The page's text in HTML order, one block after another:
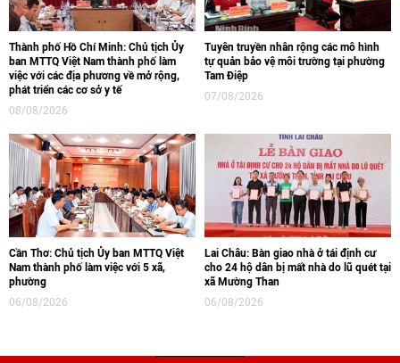
Thành phố Hồ Chí Minh: Chủ tịch Ủy
ban MTTQ Việt Nam thành phố làm
việc với các địa phương về mở rộng,
phát triển các cơ sở y tế
08/08/2026
Tuyên truyền nhân rộng các mô hình
tự quản bảo vệ môi trường tại phường
Tam Điệp
07/08/2026
Cần Thơ: Chủ tịch Ủy ban MTTQ Việt
Nam thành phố làm việc với 5 xã,
phường
06/08/2026
Lai Châu: Bàn giao nhà ở tái định cư
cho 24 hộ dân bị mất nhà do lũ quét tại
xã Mường Than
06/08/2026